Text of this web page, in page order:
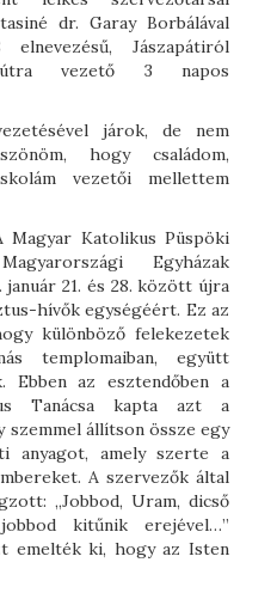
dr. Garay Borbálával
Jászapátiról
vezető 3 napos
járok, de nem
hogy családom,
vezetői mellettem
Katolikus Püspöki
Egyházak
január 21. és 28. között újra
hívők egységéért. Ez az
különböző felekezetek
templomaiban, együtt
Ebben az esztendőben a
Tanácsa kapta azt a
állítson össze egy
anyagot, amely szerte a
A szervezők által
„Jobbod, Uram, dicső
kitűnik erejével…”
emelték ki, hogy az Isten